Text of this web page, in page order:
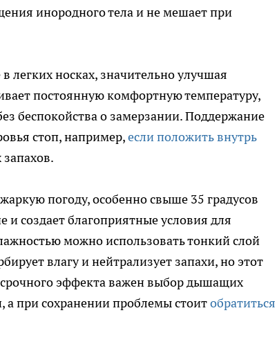
инородного тела и не мешает при
легких носках, значительно улучшая
постоянную комфортную температуру,
беспокойства о замерзании. Поддержание
стоп, например,если положить внутрь
погоду, особенно свыше 35 градусов
и создает благоприятные условия для
можно использовать тонкий слой
влагу и нейтрализует запахи, но этот
эффекта важен выбор дышащих
а при сохранении проблемы стоитобратиться